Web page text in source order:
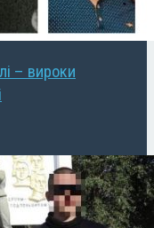
– вироки